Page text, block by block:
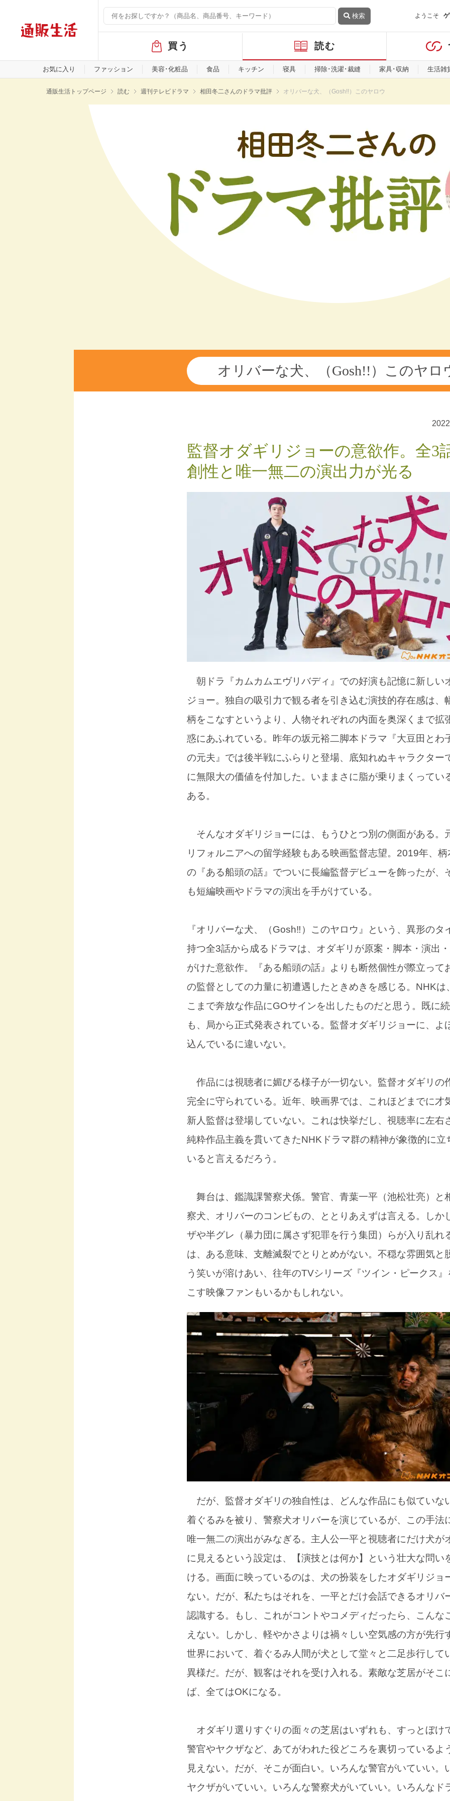
検索 ようこそ
バ
ル
メ
買う 読む
お気に入り ファッション 美容･化粧品 食品 キッチン 寝具 掃除･洗濯･裁縫 家具･収納 生活雑
通販生活トップページ 読む 週刊テレビドラマ 相田冬二さんのドラマ批評 オリバーな犬、（Gosh!!）このヤロウ
オリバーな犬、（Gosh!!）このヤロ
監督オダギリジョーの意欲作。全3
創性と唯一無二の演出力が光る
朝ドラ『カムカムエヴリバディ』での好演も記憶に新しい
ジョー。独自の吸引力で観る者を引き込む演技的存在感は、
柄をこなすというより、人物それぞれの内面を奥深くまで拡
惑にあふれている。昨年の坂元裕二脚本ドラマ『大豆田とわ
の元夫』では後半戦にふらりと登場、底知れぬキャラクター
に無限大の価値を付加した。いままさに脂が乗りまくってい
ある。
そんなオダギリジョーには、もうひとつ別の側面がある。
リフォルニアへの留学経験もある映画監督志望。2019年、
の『ある船頭の話』でついに長編監督デビューを飾ったが、
も短編映画やドラマの演出を手がけている。
『オリバーな犬、（Gosh‼）このヤロウ』という、異形のタ
持つ全3話から成るドラマは、オダギリが原案・脚本・演出
がけた意欲作。『ある船頭の話』よりも断然個性が際立って
の監督としての力量に初遭遇したときめきを感じる。NHKは
こまで奔放な作品にGOサインを出したものだと思う。既に
も、局から正式発表されている。監督オダギリジョーに、よ
込んでいるに違いない。
作品には視聴者に媚びる様子が一切ない。監督オダギリの
完全に守られている。近年、映画界では、これほどまでに才
新人監督は登場していない。これは快挙だし、視聴率に左右
純粋作品主義を貫いてきたNHKドラマ群の精神が象徴的に立
いると言えるだろう。
舞台は、鑑識課警察犬係。警官、青葉一平（池松壮亮）と
察犬、オリバーのコンビもの、ととりあえずは言える。しか
ザや半グレ（暴力団に属さず犯罪を行う集団）らが入り乱れ
は、ある意味、支離滅裂でとりとめがない。不穏な雰囲気と
う笑いが溶けあい、往年のTVシリーズ『ツイン・ピークス
こす映像ファンもいるかもしれない。
だが、監督オダギリの独自性は、どんな作品にも似ていな
着ぐるみを被り、警察犬オリバーを演じているが、この手法
唯一無二の演出がみなぎる。主人公一平と視聴者にだけ犬が
に見えるという設定は、【演技とは何か】という壮大な問い
ける。画面に映っているのは、犬の扮装をしたオダギリジョ
ない。だが、私たちはそれを、一平とだけ会話できるオリバ
認識する。もし、これがコントやコメディだったら、こんな
えない。しかし、軽やかさよりは禍々しい空気感の方が先行
世界において、着ぐるみ人間が犬として堂々と二足歩行して
異様だ。だが、観客はそれを受け入れる。素敵な芝居がそこ
ば、全てはOKになる。
オダギリ選りすぐりの面々の芝居はいずれも、すっとぼけ
警官やヤクザなど、あてがわれた役どころを裏切っているよ
見えない。だが、そこが面白い。いろんな警官がいていい。
ヤクザがいていい。いろんな警察犬がいていい。いろんなド